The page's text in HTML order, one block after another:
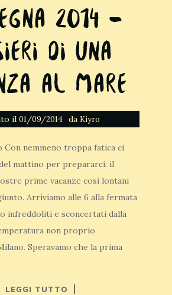
2014 –
di una
al mare
il 01/09/2014 da Kiyro
Con nemmeno troppa fatica ci
mattino per prepararci: il
prime vacanze così lontani
Arriviamo alle 6 alla fermata
infreddoliti e sconcertati dalla
non proprio
Speravamo che la prima
LEGGI TUTTO